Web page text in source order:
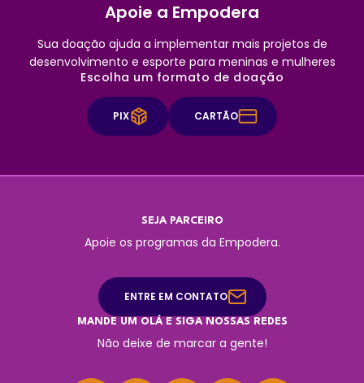
Apoie a Empodera
Sua doação ajuda a implementar mais projetos de
desenvolvimento e esporte para meninas e mulheres
Escolha um formato de doação
PIX CARTÃO
SEJA PARCEIRO
Apoie os programas da Empodera.
ENTRE EM CONTATO
MANDE UM OLÁ E SIGA NOSSAS REDES
Não deixe de marcar a gente!